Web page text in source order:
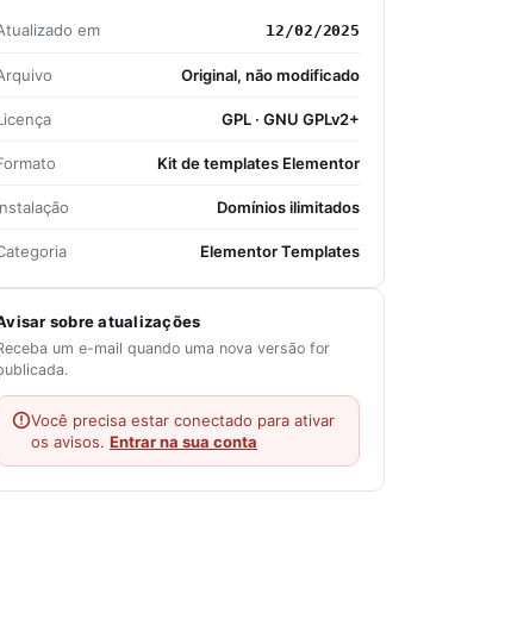
em 12/02/2025
Original, não modificado
GPL · GNU GPLv2+
Kit de templates Elementor
Domínios ilimitados
Elementor Templates
sobre atualizações
um e-mail quando uma nova versão for
Você precisa estar conectado para ativar
os avisos. Entrar na sua conta